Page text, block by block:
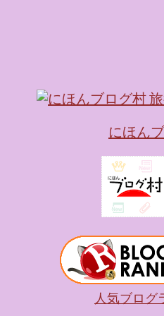
にほん
人気ブログ